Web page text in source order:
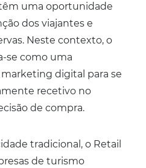
uma oportunidade
dos viajantes e
Neste contexto, o
se como uma
digital para se
recetivo no
de compra.
tradicional, o Retail
de turismo